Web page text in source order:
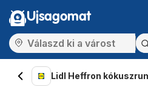
Ujsagomat
Lidl Heffron